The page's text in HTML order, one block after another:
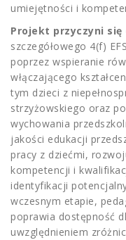
umiejętności i
Projekt przyczyni się
szczegółowego 4(f)
poprzez wspieranie
włączającego
tym dzieci z
strzyżowskiego oraz
wychowania
jakości edukacji
pracy z dziećmi,
kompetencji i
identyfikacji
wczesnym etapie,
poprawia dostępność
uwzględnieniem